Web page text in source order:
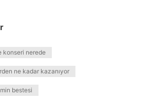
konseri nerede
ne kadar kazanıyor
bestesi